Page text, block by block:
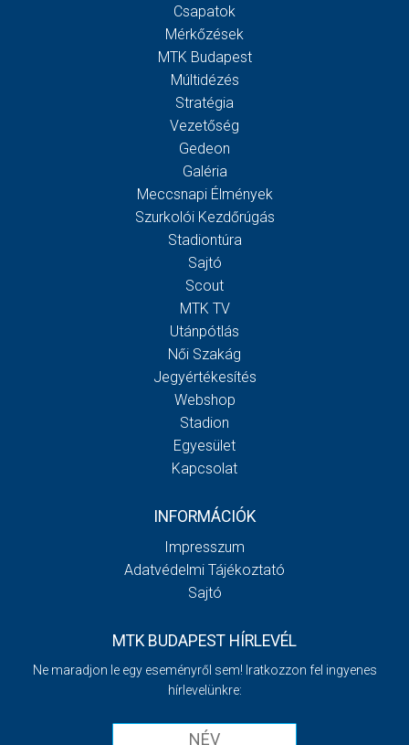
Csapatok
Mérkőzések
MTK Budapest
Múltidézés
Stratégia
Vezetőség
Gedeon
Galéria
Meccsnapi Élmények
Szurkolói Kezdőrúgás
Stadiontúra
Sajtó
Scout
MTK TV
Utánpótlás
Női Szakág
Jegyértékesítés
Webshop
Stadion
Egyesület
Kapcsolat
INFORMÁCIÓK
Impresszum
Adatvédelmi Tájékoztató
Sajtó
MTK BUDAPEST HÍRLEVÉL
Ne maradjon le egy eseményről sem! Iratkozzon fel ingyenes
hírlevelünkre: